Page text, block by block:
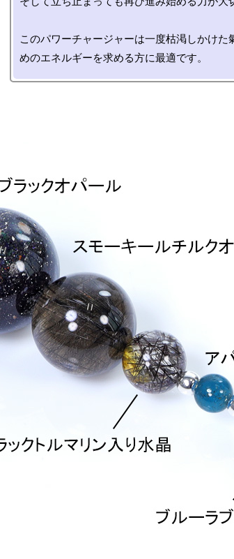
このパワーチャージャーは一度枯渇しかけた